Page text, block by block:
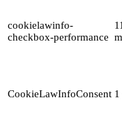
cookielawinfo-
checkbox-performance
11
CookieLawInfoConsent 1